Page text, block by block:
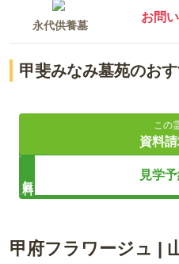
永代供養墓
お問
甲斐みなみ墓苑のお
管理費不要で安心の樹木葬
宗旨宗派を問わず利用可能
優れたアクセスで便利
この
資料
見学
甲府フラワージュ